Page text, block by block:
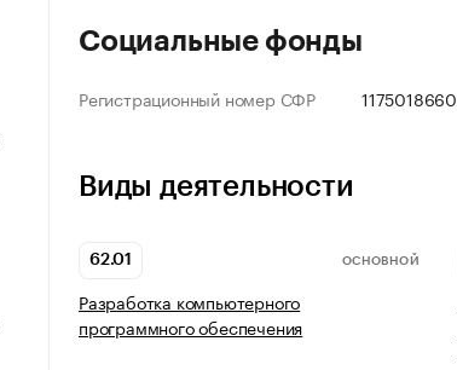
Социальные фонды
Регистрационный номер СФР 1175018660
Виды деятельности
62.01 ОСНОВНОЙ
Разработка компьютерного
программного обеспечения